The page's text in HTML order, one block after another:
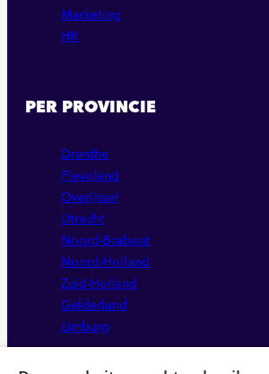
Marketing
HR
PER PROVINCIE
Drenthe
Flevoland
Overijssel
Utrecht
Noord-Brabant
Noord-Holland
Zuid-Holland
Gelderland
Limburg